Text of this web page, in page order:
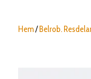
Hem/ Belrob.